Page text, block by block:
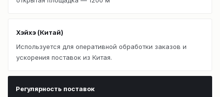
Хэйхэ (Китай)
Используется для оперативной обработки заказов и
ускорения поставок из Китая.
Регулярность поставок